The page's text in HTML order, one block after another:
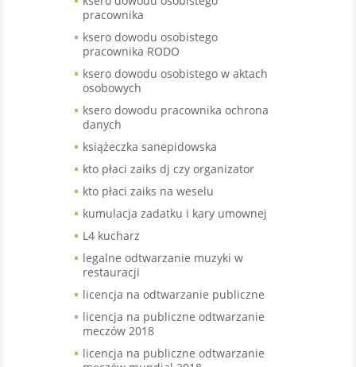
pracownika
ksero dowodu osobistego
pracownika RODO
ksero dowodu osobistego w aktach
osobowych
ksero dowodu pracownika ochrona
danych
książeczka sanepidowska
kto płaci zaiks dj czy organizator
kto płaci zaiks na weselu
kumulacja zadatku i kary umownej
L4 kucharz
legalne odtwarzanie muzyki w
restauracji
licencja na odtwarzanie publiczne
licencja na publiczne odtwarzanie
meczów 2018
licencja na publiczne odtwarzanie